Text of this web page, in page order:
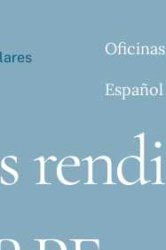
Oficinas
Español